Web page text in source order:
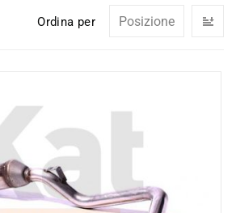
Ordina per